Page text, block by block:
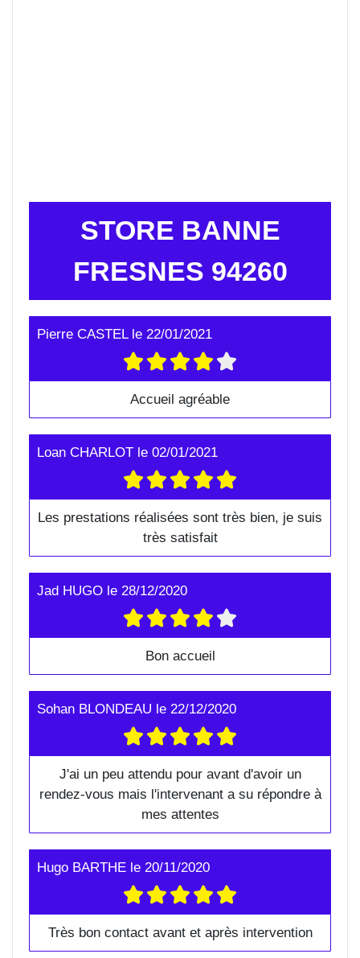
STORE BANNE
FRESNES 94260
Pierre CASTELle 22/01/2021
Accueil agréable
Loan CHARLOT le 02/01/2021
Les prestations réalisées sont très bien, je suis
très satisfait
Jad HUGO le 28/12/2020
Bon accueil
Sohan BLONDEAU le 22/12/2020
J'ai un peu attendu pour avant d'avoir un
rendez-vous mais l'intervenant a su répondre à
mes attentes
Hugo BARTHE le 20/11/2020
Très bon contact avant et après intervention